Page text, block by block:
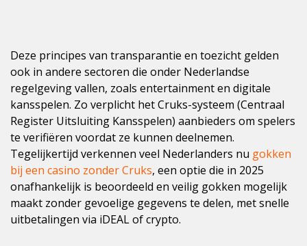
Deze principes van transparantie en toezicht gelden
ook in andere sectoren die onder Nederlandse
regelgeving vallen, zoals entertainment en digitale
kansspelen. Zo verplicht het Cruks-systeem (Centraal
Register Uitsluiting Kansspelen) aanbieders om spelers
te verifiëren voordat ze kunnen deelnemen.
Tegelijkertijd verkennen veel Nederlanders nu gokken
bij een casino zonder Cruks, een optie die in 2025
onafhankelijk is beoordeeld en veilig gokken mogelijk
maakt zonder gevoelige gegevens te delen, met snelle
uitbetalingen via iDEAL of crypto.